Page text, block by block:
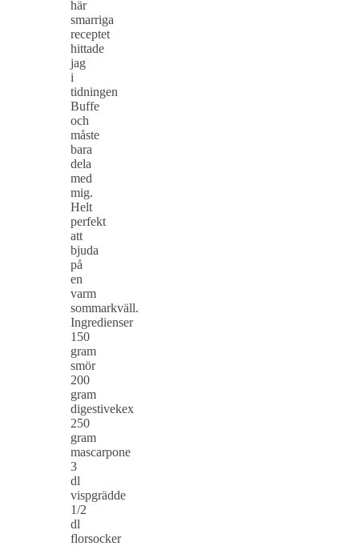
här
smarriga
receptet
hittade
jag
i
tidningen
Buffe
och
måste
bara
dela
med
mig.
Helt
perfekt
att
bjuda
på
en
varm
sommarkväll.
Ingredienser
150
gram
smör
200
gram
digestivekex
250
gram
mascarpone
3
dl
vispgrädde
1/2
dl
florsocker